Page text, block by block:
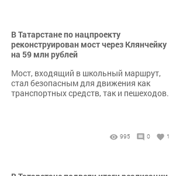
В Татарстане по нацпроекту
реконструирован мост через Клянчейку
на 59 млн рублей
Мост, входящий в школьный маршрут,
стал безопасным для движения как
транспортных средств, так и пешеходов.
995 0 1